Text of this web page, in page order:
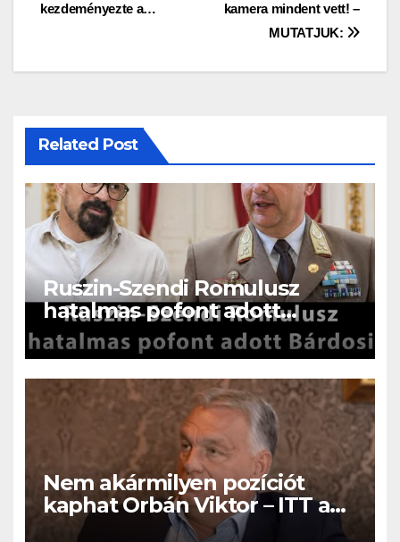
kamera mindent vett! –
MUTATJUK:
kezdeményezte a…
Related Post
Ruszin-Szendi Romulusz
hatalmas pofont adott
Bárdosi Sándornak!Olyat szólt
be Bárdosi Sándornak , hogy
a fal adta a másikat, ez az
eddigi legkeményebb kritika !
Nem akármilyen pozíciót
kaphat Orbán Viktor – ITT a
nem várt fordulat